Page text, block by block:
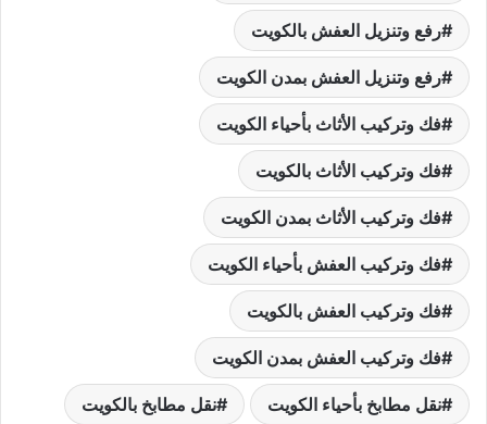
رفع وتنزيل العفش بالكويت
رفع وتنزيل العفش بمدن الكويت
فك وتركيب الأثاث بأحياء الكويت
فك وتركيب الأثاث بالكويت
فك وتركيب الأثاث بمدن الكويت
فك وتركيب العفش بأحياء الكويت
فك وتركيب العفش بالكويت
فك وتركيب العفش بمدن الكويت
نقل مطابخ بأحياء الكويت نقل مطابخ بالكويت